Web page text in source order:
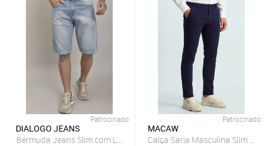
Patrocinado
DIALOGO JEANS
Bermuda Jeans Slim com Lavagem Clara Dialogo Jeans
Patrocinado
MACAW